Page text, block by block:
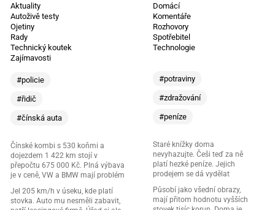
Aktuality
Autoživě testy
Ojetiny
Rady
Technický koutek
Zajímavosti
#policie
#řidič
#čínská auta
Čínské kombi s 530 koňmi a
dojezdem 1 422 km stojí v
přepočtu 675 000 Kč. Plná výbava
je v ceně, VW a BMW mají problém
Jel 205 km/h v úseku, kde platí
stovka. Auto mu nesměli zabavit,
Domácí
Komentáře
Rozhovory
Spotřebitel
Technologie
#potraviny
#zdražování
#peníze
Staré knížky doma
nevyhazujte. Češi teď za ně
platí hezké peníze. Jejich
prodejem se dá vydělat
Působí jako všední obrazy,
mají přitom hodnotu vyšších